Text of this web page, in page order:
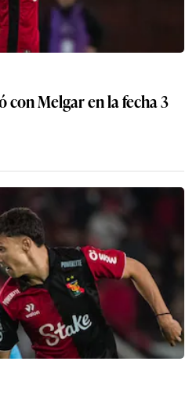
con Melgar en la fecha 3